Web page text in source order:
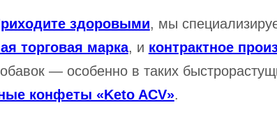
здоровыми, мы
торговая марка, и контрактное
— особенно в таких
конфеты «Keto ACV».